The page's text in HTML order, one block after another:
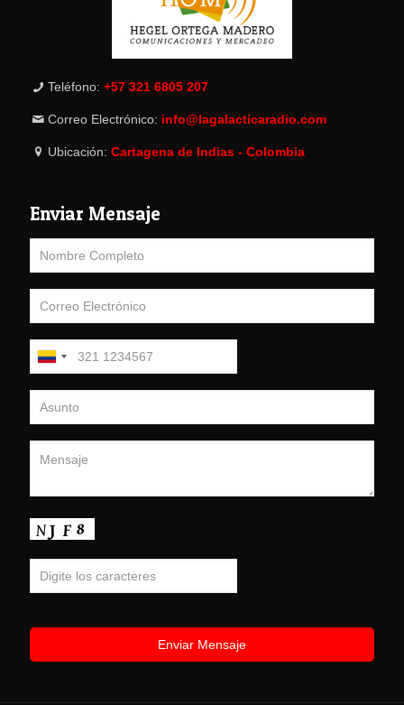
Teléfono: +57 321 6805 207
Correo Electrónico: info@lagalacticaradio.com
Ubicación: Cartagena de Indias - Colombia
Enviar Mensaje